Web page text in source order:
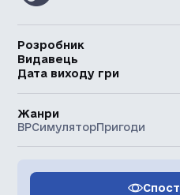
Розробник
Видавець
Дата виходу гри
Жанри
ВРСимуляторПригоди